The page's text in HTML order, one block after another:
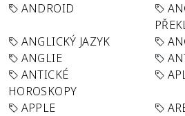
ANDROID
ANGLICKÝ JAZYK
ANGLIE
ANTICKÉ
HOROSKOPY
APPLE